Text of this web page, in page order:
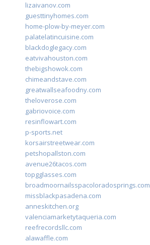
lizaivanov.com
guesttinyhomes.com
home-plow-by-meyer.com
palatelatincuisine.com
blackdoglegacy.com
eatvivahouston.com
thebigshowok.com
chimeandstave.com
greatwallseafoodny.com
theloverose.com
gabriovoice.com
resinflowart.com
p-sports.net
korsairstreetwear.com
petshopallston.com
avenue26tacos.com
topgglasses.com
broadmoornailsspacoloradosprings.com
missblackpasadena.com
anneskitchen.org
valenciamarketytaqueria.com
reefrecordsllc.com
alawaffle.com